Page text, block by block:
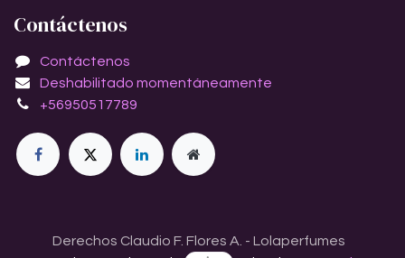
Contáctenos
Contáctenos
Deshabilitado momentáneamente
+56950517789
Derechos Claudio F. Flores A. - Lolaperfumes